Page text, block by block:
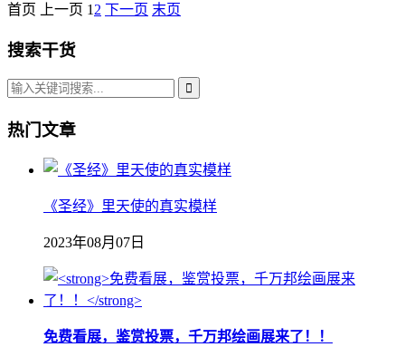
首页 上一页 1 2 下一页 末页
搜索干货
热门文章
《圣经》里天使的真实模样
2023年08月07日
免费看展，鉴赏投票，千万邦绘画展来了！！